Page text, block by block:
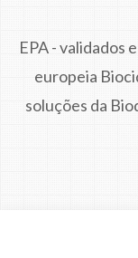
EPA - validados
europeia
soluções da